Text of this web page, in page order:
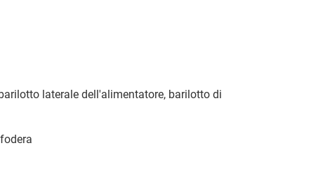
laterale dell'alimentatore, barilotto di